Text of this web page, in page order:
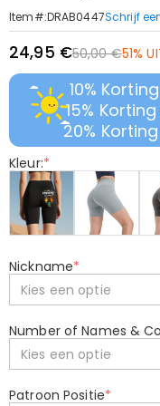
Item#:DRAB0447Schrijf
24,95 €50,00 €51%
10%
15%
20%
Kleur:*
Nickname*
Kies een optie
Number of Names &
Kies een optie
Patroon Positie*